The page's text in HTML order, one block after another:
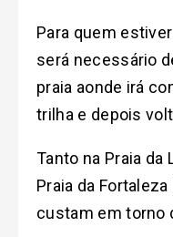
Para quem
será necessário
praia aonde irá
trilha e depois
Tanto na Praia da
Praia da
custam em torno